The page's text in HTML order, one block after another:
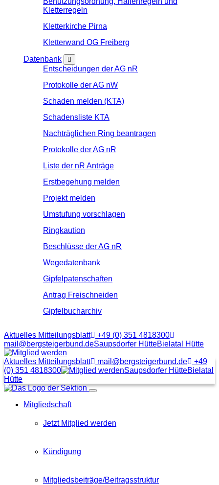
Kletterregeln
Kletterkirche Pirna
Kletterwand OG Freiberg
Datenbank
Entscheidungen der AG nR
Protokolle der AG nW
Schaden melden (KTA)
Schadensliste KTA
Nachträglichen Ring beantragen
Protokolle der AG nR
Liste der nR Anträge
Erstbegehung melden
Projekt melden
Umstufung vorschlagen
Ringkaution
Beschlüsse der AG nR
Wegedatenbank
Gipfelpatenschaften
Antrag Freischneiden
Gipfelbucharchiv
Aktuelles Mitteilungsblatt
+49 (0) 351 4818300
mail@bergsteigerbund.deSaupsdorfer HütteBielatal Hütte
Klick
auf
Link
man
Beitragsformular
Aktuelles Mitteilungsblatt mail@bergsteigerbund.de
+49
(0) 351 4818300
Saupsdorfer HütteBielatal
Hütte
Menübutton
Mitgliedschaft
Jetzt Mitglied werden
Kündigung
Mitgliedsbeiträge/Beitragsstruktur